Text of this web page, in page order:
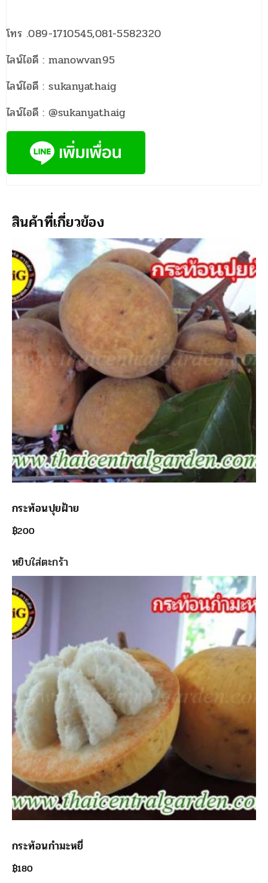
โทร .089-1710545,081-5582320
ไลน์ไอดี : manowvan95
ไลน์ไอดี : sukanyathaig
ไลน์ไอดี : @sukanyathaig
สินค้าที่เกี่ยวข้อง
กระท้อนปุยฝ้าย
฿200
หยิบใส่ตะกร้า
กระท้อนกำมะหยี่
฿180